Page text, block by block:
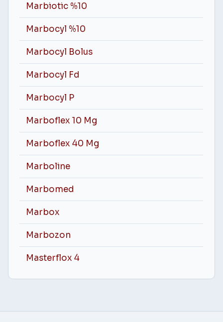
Marbiotic %10
Marbocyl %10
Marbocyl Bolus
Marbocyl Fd
Marbocyl P
Marboflex 10 Mg
Marboflex 40 Mg
Marboline
Marbomed
Marbox
Marbozon
Masterflox 4